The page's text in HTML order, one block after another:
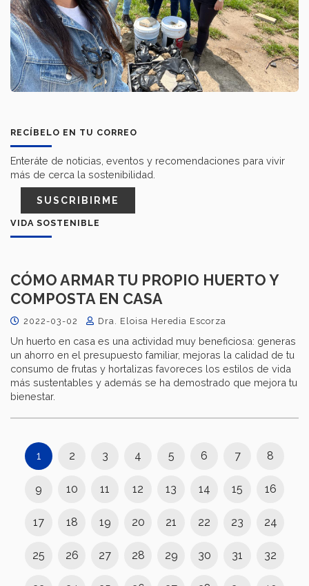
RECÍBELO EN TU CORREO
Enteráte de noticias, eventos y recomendaciones para vivir
más de cerca la sostenibilidad.
SUSCRIBIRME
VIDA SOSTENIBLE
CÓMO ARMAR TU PROPIO HUERTO Y
COMPOSTA EN CASA
2022-03-02 Dra. Eloisa Heredia Escorza
Un huerto en casa es una actividad muy beneficiosa: generas
un ahorro en el presupuesto familiar, mejoras la calidad de tu
consumo de frutas y hortalizas favoreces los estilos de vida
más sustentables y además se ha demostrado que mejora tu
bienestar.
1 2 3 4 5 6 7 8
9 10 11 12 13 14 15 16
17 18 19 20 21 22 23 24
25 26 27 28 29 30 31 32